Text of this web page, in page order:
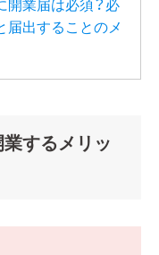
開業届は必須？必
届出することのメ
するメリッ